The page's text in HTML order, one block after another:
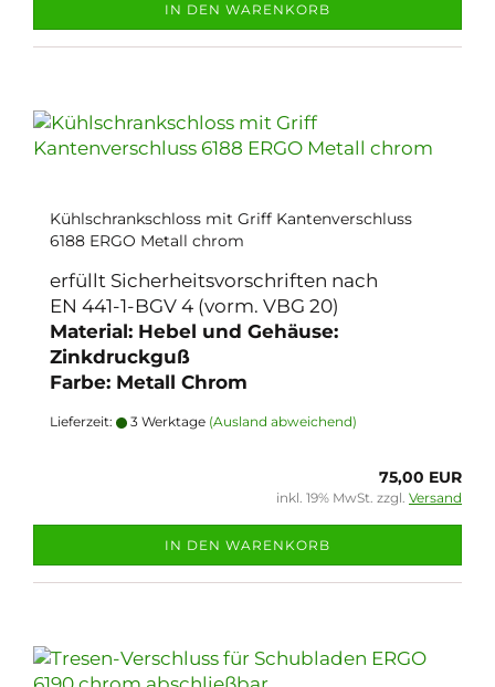
IN DEN WARENKORB
Kühlschrankschloss mit Griff Kantenverschluss
6188 ERGO Metall chrom
erfüllt Sicherheitsvorschriften nach
EN 441-1-BGV 4 (vorm. VBG 20)
Material: Hebel und Gehäuse:
Zinkdruckguß
Farbe: Metall Chrom
Lieferzeit: 3 Werktage (Ausland abweichend)
75,00 EUR
inkl. 19% MwSt. zzgl. Versand
IN DEN WARENKORB